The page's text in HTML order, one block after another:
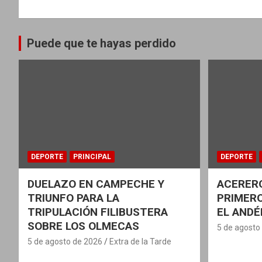
Puede que te hayas perdido
DEPORTE PRINCIPAL
DUELAZO EN CAMPECHE Y
TRIUNFO PARA LA
TRIPULACIÓN FILIBUSTERA
SOBRE LOS OLMECAS
5 de agosto de 2026 Extra de la Tarde
DEPORTE
EL
5 de agosto